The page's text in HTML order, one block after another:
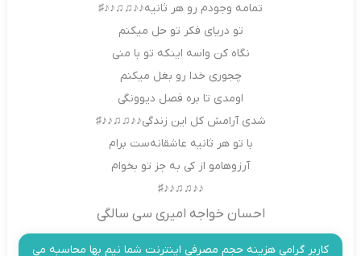
تمامه وجودم رو هر ثانیه♪♪♫♫♪♪♯
تو دریای فکر تو حل میکنم
نگاه کن واسه اینکه تو با منی
چجوری خدا رو بغل میکنم
اومدی تا بره فصل دیوونگی
شدی آرامش کل این زندگی♪♪♫♫♪♪♯
با تو هر ثانیه عاشقانه‌ست برام
آرزوهامو از کی به جز تو بخوام
♪♪♫♫♪♪♯
احسان خواجه امیری سی سالگی
کاربر گرامی هزینه حجم مصرفی اینترنت شما نیم بها محاسبه می